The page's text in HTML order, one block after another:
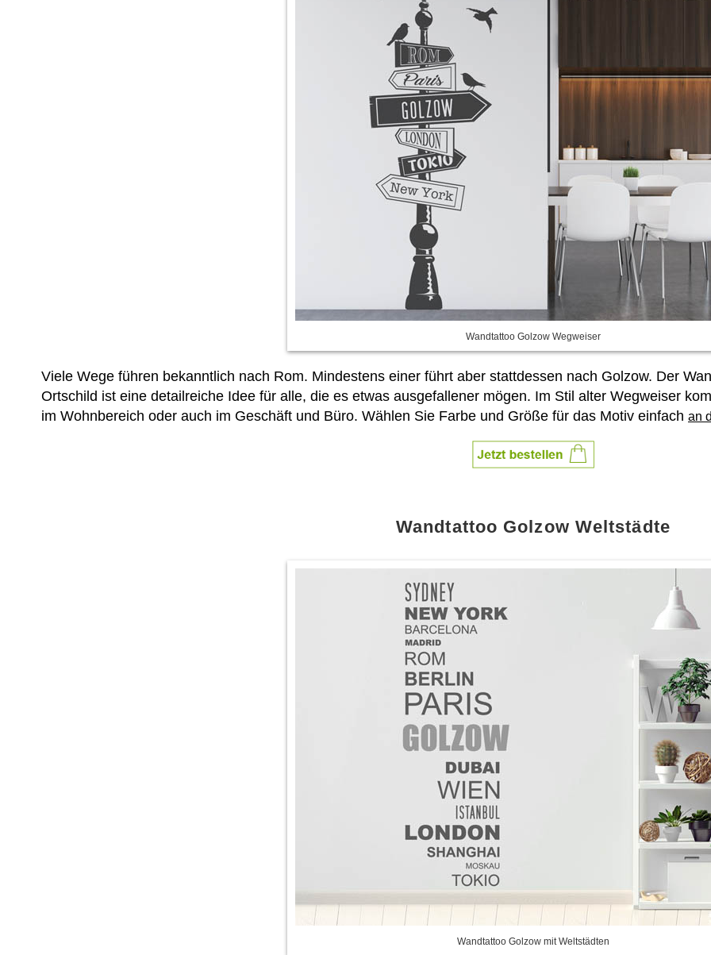
Wandtattoo Golzow Wegweiser
Viele Wege führen bekanntlich nach Rom. Mindestens einer führt aber stattdessen nach Golzow. Der
Ortschild ist eine detailreiche Idee für alle, die es etwas ausgefallener mögen. Im Stil alter Wegweiser
im Wohnbereich oder auch im Geschäft und Büro. Wählen Sie Farbe und Größe für das Motiv einfach an
Wandtattoo Golzow Weltstädte
Wandtattoo Golzow mit Weltstädten